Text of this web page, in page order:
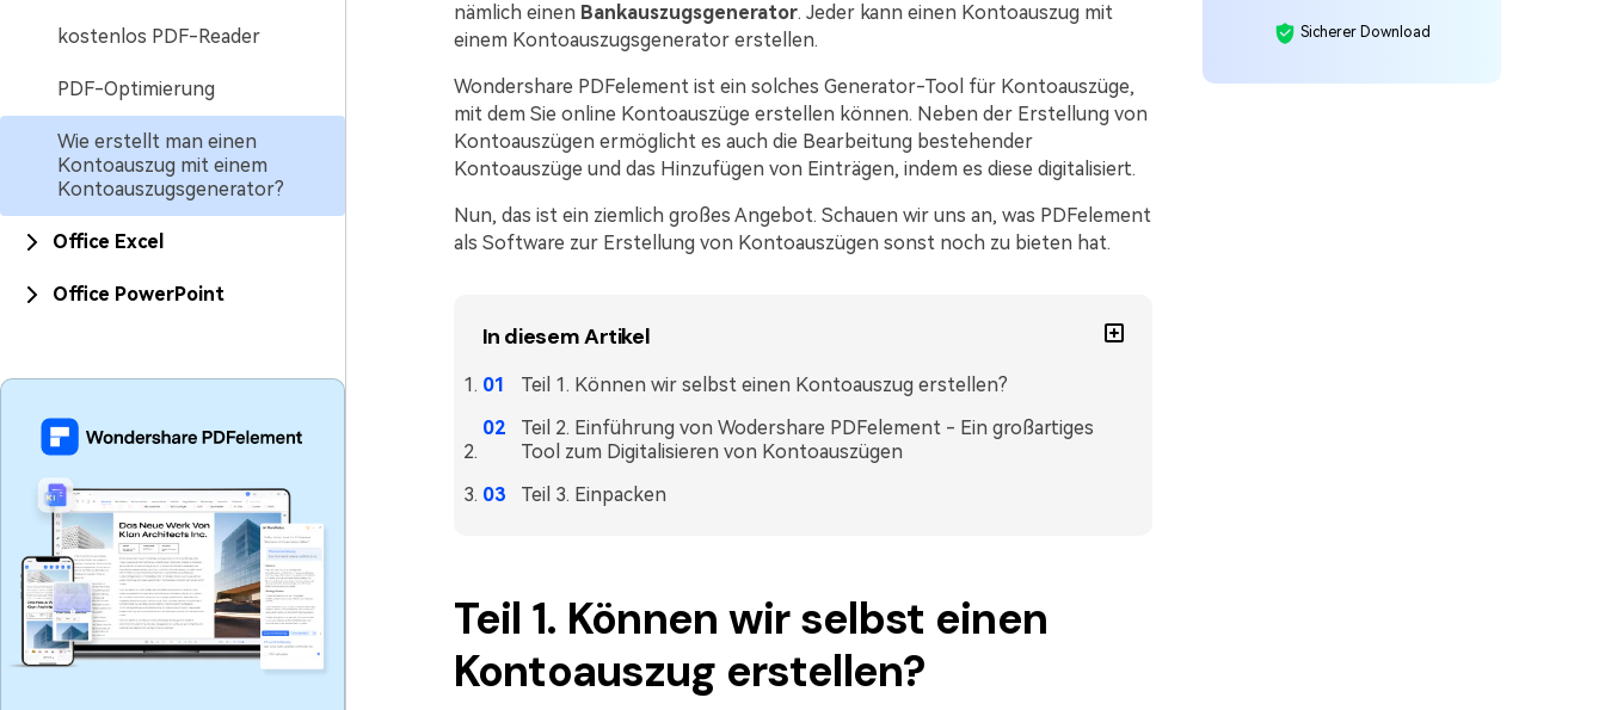
kostenlos PDF-Reader
PDF-Optimierung
Wie erstellt man einen
Kontoauszug mit einem
Kontoauszugsgenerator?
Office Excel
Office PowerPoint
nämlich einen Bankauszugsgenerator. Jeder kann einen Kontoauszug mit
einem Kontoauszugsgenerator erstellen.
Wondershare PDFelement ist ein solches Generator-Tool für Kontoauszüge,
mit dem Sie online Kontoauszüge erstellen können. Neben der Erstellung von
Kontoauszügen ermöglicht es auch die Bearbeitung bestehender
Kontoauszüge und das Hinzufügen von Einträgen, indem es diese digitalisiert.
Nun, das ist ein ziemlich großes Angebot. Schauen wir uns an, was PDFelement
als Software zur Erstellung von Kontoauszügen sonst noch zu bieten hat.
In diesem Artikel
Teil 1. Können wir selbst einen Kontoauszug erstellen?
Teil 2. Einführung von Wodershare PDFelement - Ein großartiges
Tool zum Digitalisieren von Kontoauszügen
Teil 3. Einpacken
Teil 1. Können wir selbst einen
Kontoauszug erstellen?
Sicherer Download